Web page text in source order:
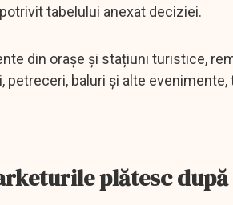
tabelului anexat deciziei.
din orașe și stațiuni turistice,
baluri și alte
plătesc